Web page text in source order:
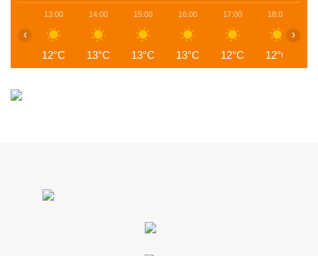
13:00
12°C
14:00
13°C
15:00
13°C
16:00
13°C
17:00
12°C
18:00
12°C
‹ ›